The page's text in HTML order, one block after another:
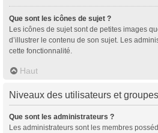
Que sont les icônes de sujet ?
Les icônes de sujet sont de petites images
d’illustrer le contenu de son sujet. Les
cette fonctionnalité.
Haut
Niveaux des utilisateurs et
Que sont les administrateurs ?
Les administrateurs sont les membres